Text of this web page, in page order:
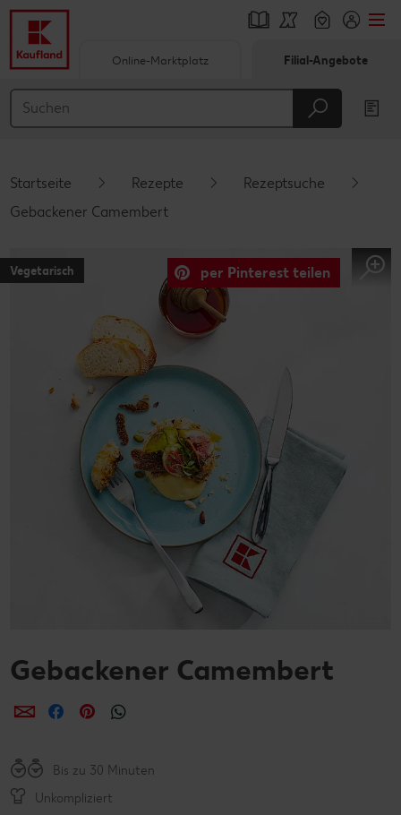
Hauptinhalt
Schwebender Seitenbereich
Online-Marktplatz Filial-Angebote
Startseite Rezepte
Rezeptsuche
Gebackener Camembert
Vegetarisch per Pinterest teilen
Gebackener Camembert
per E-Mail teilen
per Facebook teilen
per Pinterest teilen
Bis zu 30 Minuten
Unkompliziert